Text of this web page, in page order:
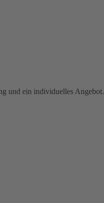
und ein individuelles Angebot.